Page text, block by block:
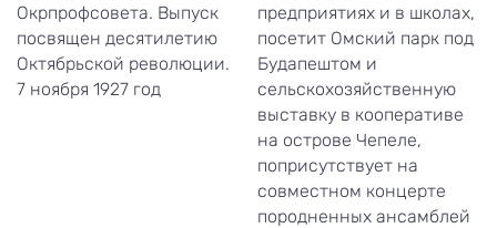
Окрпрофсовета. Выпуск
посвящен десятилетию
Октябрьской революции.
7 ноября 1927 год
предприятиях и в школах,
посетит Омский парк под
Будапештом и
сельскохозяйственную
выставку в кооперативе
на острове Чепеле,
поприсутствует на
совместном концерте
породненных ансамблей